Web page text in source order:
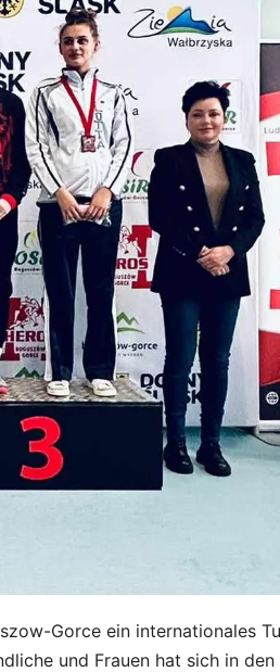
Gorce ein internationales
und Frauen hat sich in den